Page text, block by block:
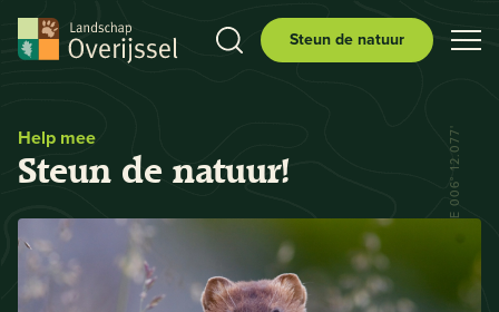
Steun de natuur
Help mee
Steun de natuur! N 52° 29.556' E 006° 12.077'